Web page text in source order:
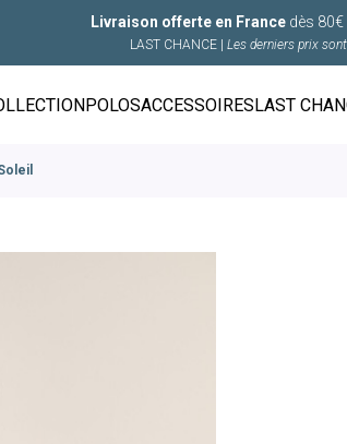
Livraison offerte en France dès
LAST CHANCE | Les derniers prix
POLOSACCESSOIRES LAST